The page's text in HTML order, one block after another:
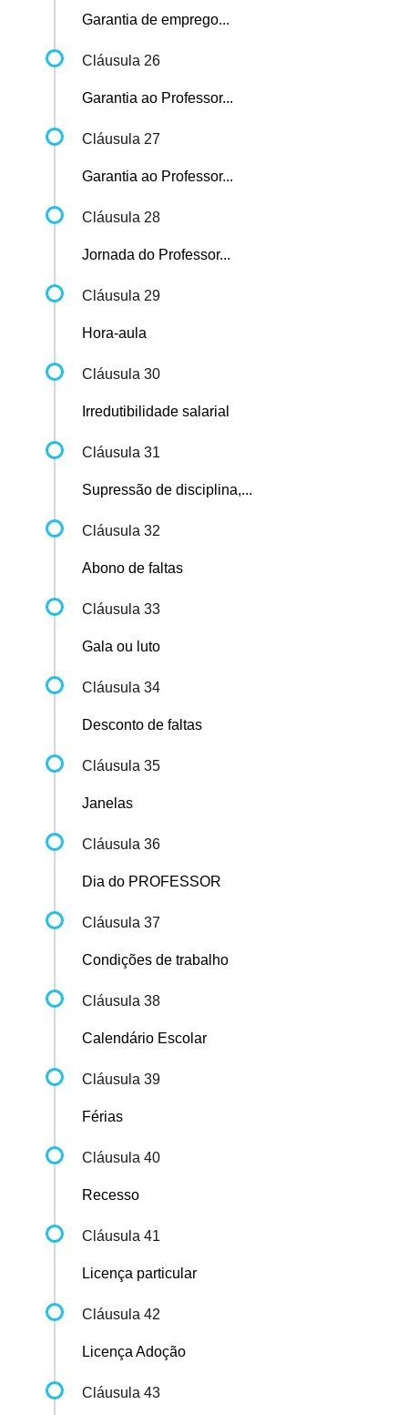
Garantia de emprego...
Cláusula 26
Garantia ao Professor...
Cláusula 27
Garantia ao Professor...
Cláusula 28
Jornada do Professor...
Cláusula 29
Hora-aula
Cláusula 30
Irredutibilidade salarial
Cláusula 31
Supressão de disciplina,...
Cláusula 32
Abono de faltas
Cláusula 33
Gala ou luto
Cláusula 34
Desconto de faltas
Cláusula 35
Janelas
Cláusula 36
Dia do PROFESSOR
Cláusula 37
Condições de trabalho
Cláusula 38
Calendário Escolar
Cláusula 39
Férias
Cláusula 40
Recesso
Cláusula 41
Licença particular
Cláusula 42
Licença Adoção
Cláusula 43